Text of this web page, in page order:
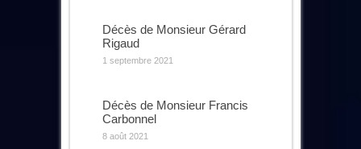
Décès de Monsieur Gérard
Rigaud
1 septembre 2021
Décès de Monsieur Francis
Carbonnel
8 août 2021